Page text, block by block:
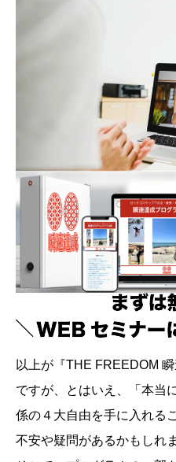
以上が『THE FREEDOM
ですが、とはいえ、「本当
係の４大自由を手に入れる
不安や疑問があるかもしれ